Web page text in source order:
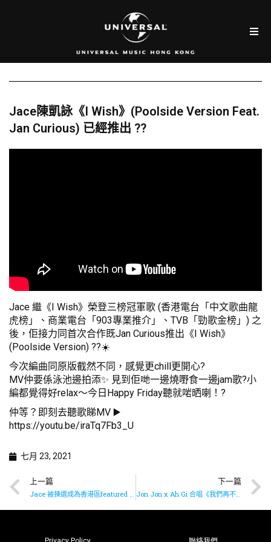
Jace陳凱詠《I Wish》(Poolside Version Feat.
Jan Curious) 已經推出 ??
Jace 繼《I Wish》榮登三榜冠軍歌 (香港電台「中文歌曲龍
虎榜」、商業電台「903專業推介」、TVB「勁歌金榜」) 之
後，佢接力同首次合作既Jan Curious推出《I Wish》
(Poolside Version) ??☀️
今次編曲同原版截然不同，感覺更chill更開心?
MV仲要係泳池邊拍添✨ 見到佢哋一邊燒嘢食一邊jam歌?小
編都覺得好relax～今日Happy Friday聽就啱晒喇！?
仲等？即刻去聽歌睇MV ▶️
https://youtu.be/iraTq7Fb3_U
七月 23, 2021
上一篇
Jace 被揀選成為香港區featured artist?
下一篇
Jon Jon x Ah Gi 合唱《我們再不講再見》??